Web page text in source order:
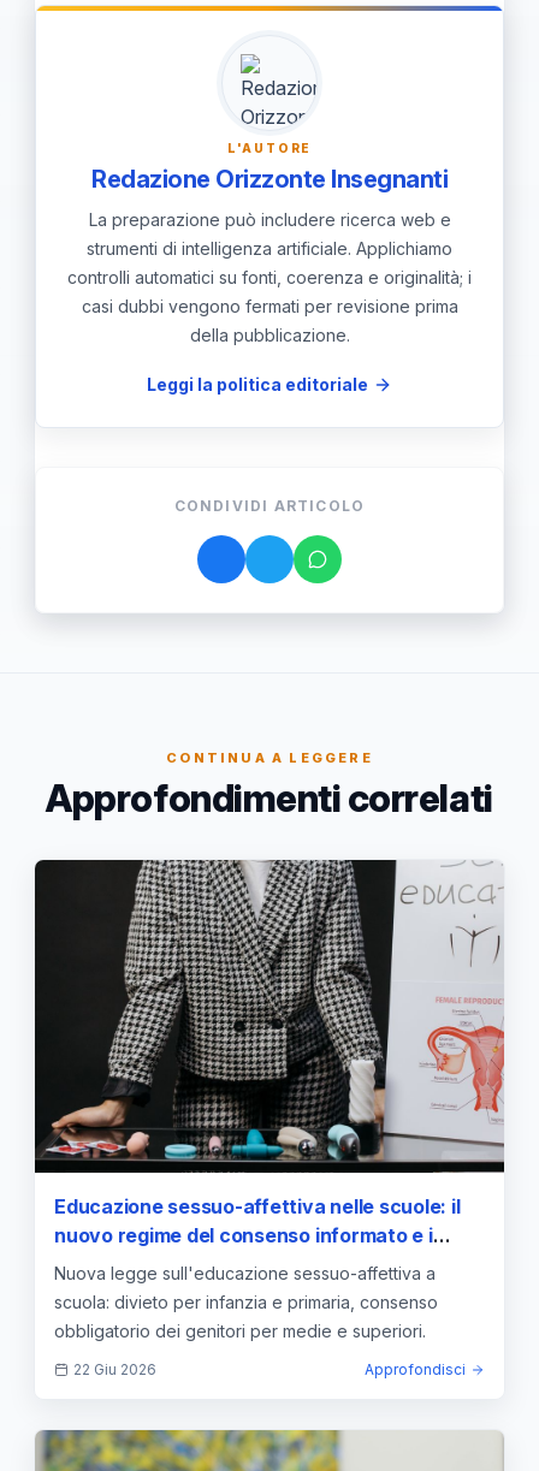
qualificati, e tutelare i minori. Devono
registrare la decisione di consenso e
conservare i documenti in formato
sicuro e tracciabile.
L'AUTORE
Redazione Orizzonte Insegnanti
La preparazione può includere ricerca web e
strumenti di intelligenza artificiale. Applichiamo
controlli automatici su fonti, coerenza e originalità; i
casi dubbi vengono fermati per revisione prima
della pubblicazione.
Leggi la politica editoriale
CONDIVIDI ARTICOLO
CONTINUA A LEGGERE
Approfondimenti correlati
Educazione sessuo-affettiva nelle scuole: il
nuovo regime del consenso informato e i
divieti per l'infanzia
Nuova legge sull'educazione sessuo-affettiva a
scuola: divieto per infanzia e primaria, consenso
obbligatorio dei genitori per medie e superiori.
22 Giu 2026 Approfondisci